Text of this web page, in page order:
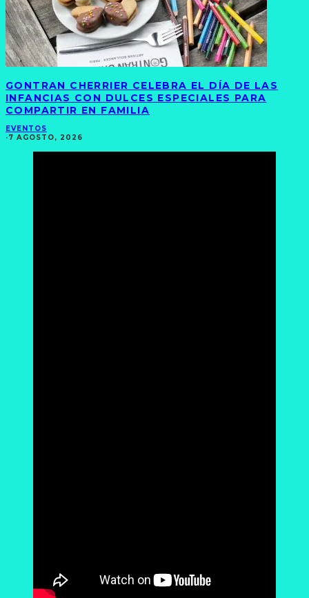
GONTRAN CHERRIER CELEBRA EL DÍA DE LAS
INFANCIAS CON DULCES ESPECIALES PARA
COMPARTIR EN FAMILIA
EVENTOS
·7 AGOSTO, 2026